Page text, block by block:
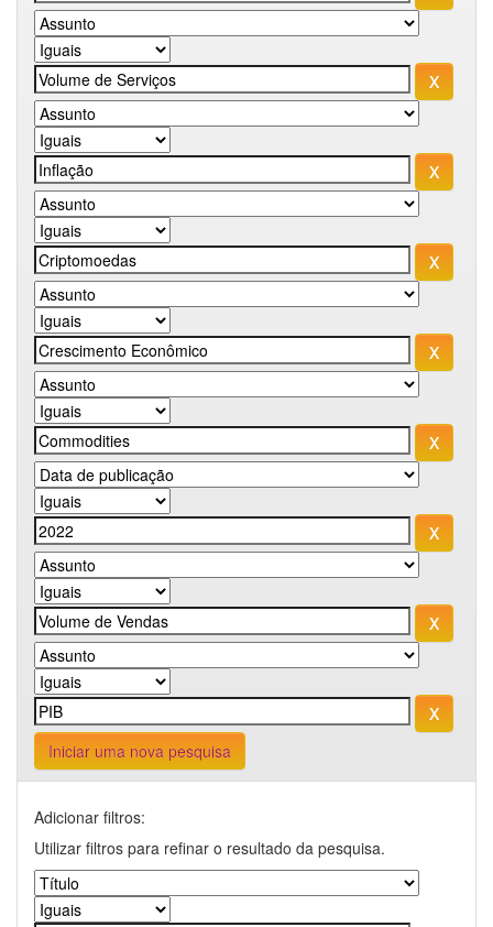
Iniciar uma nova pesquisa
Adicionar filtros:
Utilizar filtros para refinar o resultado da pesquisa.